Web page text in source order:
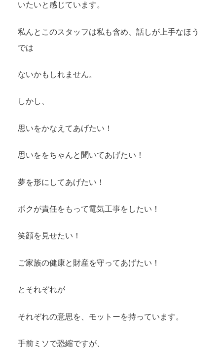
いたいと感じています。
私んとこのスタッフは私も含め、話しが上手なほう
では
ないかもしれません。
しかし、
思いをかなえてあげたい！
思いををちゃんと聞いてあげたい！
夢を形にしてあげたい！
ボクが責任をもって電気工事をしたい！
笑顔を見せたい！
ご家族の健康と財産を守ってあげたい！
とそれぞれが
それぞれの意思を、モットーを持っています。
手前ミソで恐縮ですが、